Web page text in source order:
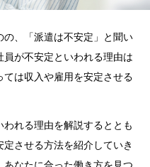
、「派遣は不安定」と聞い
が不安定といわれる理由は
は収入や雇用を安定させる
れる理由を解説するととも
させる方法を紹介していき
あなたに合った働き方を見つ